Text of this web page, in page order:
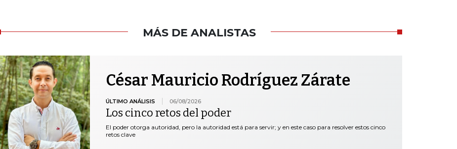
MÁS DE ANALISTAS
César Mauricio Rodríguez Zárate
ÚLTIMO ANÁLISIS 06/08/2026
Los cinco retos del poder
El poder otorga autoridad, pero la autoridad está para servir; y en este caso para resolver estos cinco
retos clave